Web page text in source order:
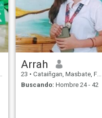
Arrah
23 • Cataiñgan, Masbate, Filipinas
Buscando: Hombre 24 - 42